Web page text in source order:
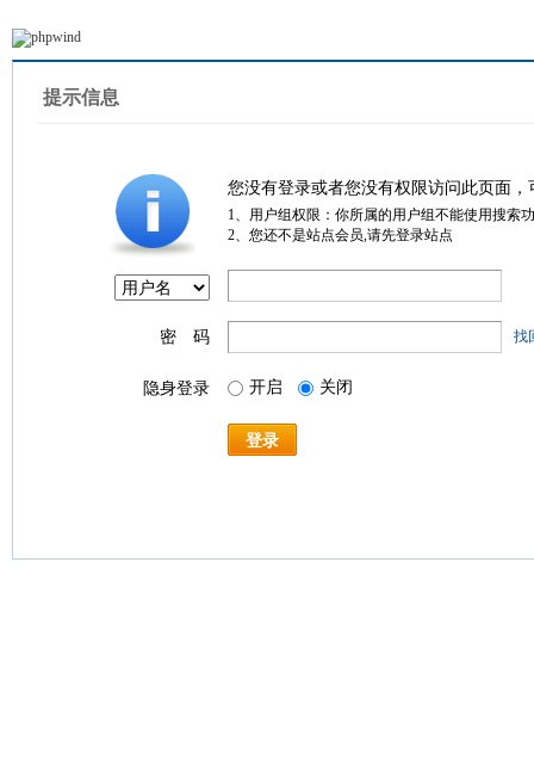
提示信息
您没有登录或者您没有权限访问此页面
1、用户组权限：你所属的用户组不能使用搜索
2、您还不是站点会员,请先登录站点
密 码 找
隐身登录 开启 关闭
登录